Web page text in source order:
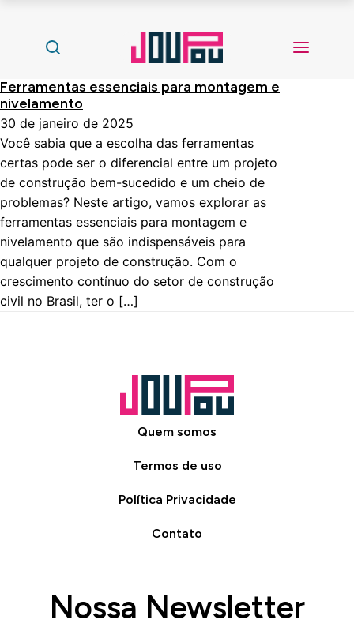
Ferramentas essenciais para montagem e
nivelamento
30 de janeiro de 2025
Você sabia que a escolha das ferramentas
certas pode ser o diferencial entre um projeto
de construção bem-sucedido e um cheio de
problemas? Neste artigo, vamos explorar as
ferramentas essenciais para montagem e
nivelamento que são indispensáveis para
qualquer projeto de construção. Com o
crescimento contínuo do setor de construção
civil no Brasil, ter o […]
Quem somos
Termos de uso
Política Privacidade
Contato
Nossa Newsletter